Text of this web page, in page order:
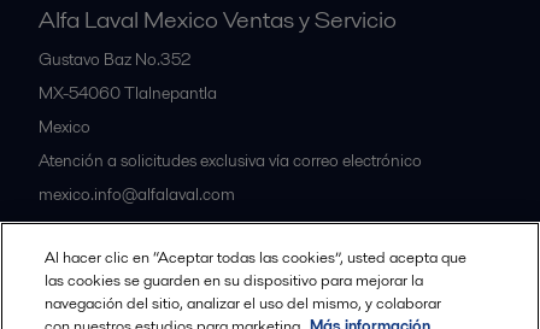
Alfa Laval Mexico Ventas y Servicio
Gustavo Baz No.352
MX-54060Tlalnepantla
Mexico
Atención a solicitudes exclusiva vía correo electrónico
mexico.info@alfalaval.com
Nuestras oficinas
Al hacer clic en “Aceptar todas las cookies”, usted acepta que
las cookies se guarden en su dispositivo para mejorar la
navegación del sitio, analizar el uso del mismo, y colaborar